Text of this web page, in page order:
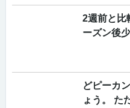
2週前と比
ーズン後
どピーカ
ょう。 た